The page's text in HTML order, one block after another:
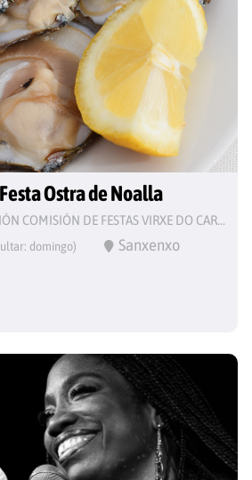
Ostra de Noalla
ASOCIACIÓN COMISIÓN DE FESTAS VIRXE DO CARME
domingo) Sanxenxo